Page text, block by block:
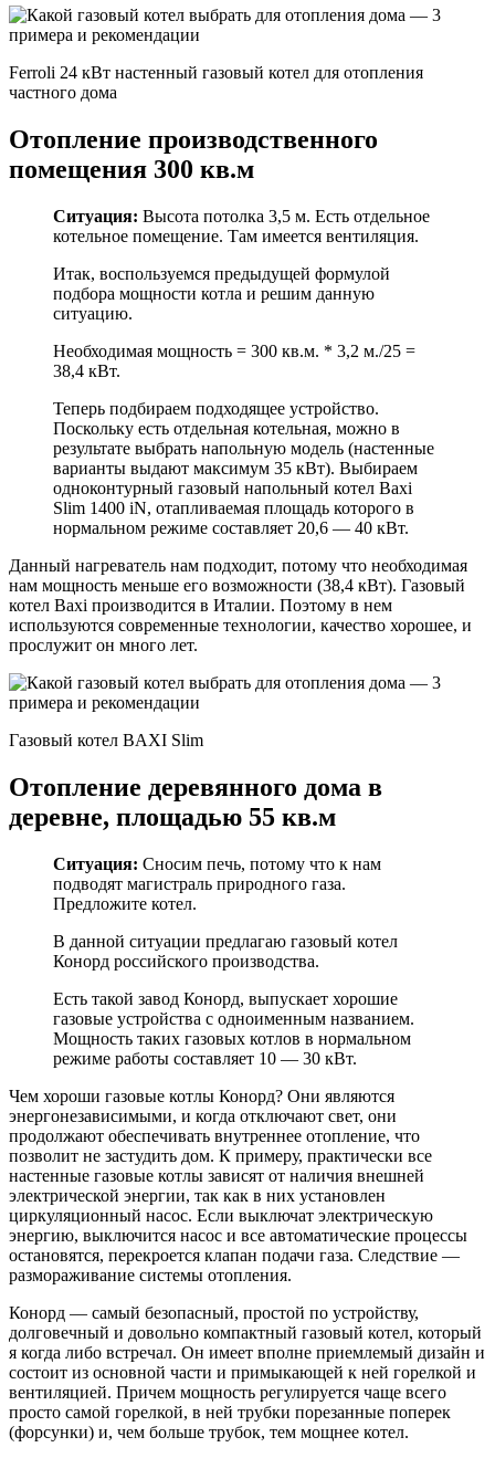
Ferroli 24 кВт настенный газовый котел для отопления
частного дома
Отопление производственного
помещения 300 кв.м
Ситуация: Высота потолка 3,5 м. Есть отдельное
котельное помещение. Там имеется вентиляция.
Итак, воспользуемся предыдущей формулой
подбора мощности котла и решим данную
ситуацию.
Необходимая мощность = 300 кв.м. * 3,2 м./25 =
38,4 кВт.
Теперь подбираем подходящее устройство.
Поскольку есть отдельная котельная, можно в
результате выбрать напольную модель (настенные
варианты выдают максимум 35 кВт). Выбираем
одноконтурный газовый напольный котел Baxi
Slim 1400 iN, отапливаемая площадь которого в
нормальном режиме составляет 20,6 — 40 кВт.
Данный нагреватель нам подходит, потому что необходимая
нам мощность меньше его возможности (38,4 кВт). Газовый
котел Baxi производится в Италии. Поэтому в нем
используются современные технологии, качество хорошее, и
прослужит он много лет.
Газовый котел BAXI Slim
Отопление деревянного дома в
деревне, площадью 55 кв.м
Ситуация: Сносим печь, потому что к нам
подводят магистраль природного газа.
Предложите котел.
В данной ситуации предлагаю газовый котел
Конорд российского производства.
Есть такой завод Конорд, выпускает хорошие
газовые устройства с одноименным названием.
Мощность таких газовых котлов в нормальном
режиме работы составляет 10 — 30 кВт.
Чем хороши газовые котлы Конорд? Они являются
энергонезависимыми, и когда отключают свет, они
продолжают обеспечивать внутреннее отопление, что
позволит не застудить дом. К примеру, практически все
настенные газовые котлы зависят от наличия внешней
электрической энергии, так как в них установлен
циркуляционный насос. Если выключат электрическую
энергию, выключится насос и все автоматические процессы
остановятся, перекроется клапан подачи газа. Следствие —
размораживание системы отопления.
Конорд — самый безопасный, простой по устройству,
долговечный и довольно компактный газовый котел, который
я когда либо встречал. Он имеет вполне приемлемый дизайн и
состоит из основной части и примыкающей к ней горелкой и
вентиляцией. Причем мощность регулируется чаще всего
просто самой горелкой, в ней трубки порезанные поперек
(форсунки) и, чем больше трубок, тем мощнее котел.